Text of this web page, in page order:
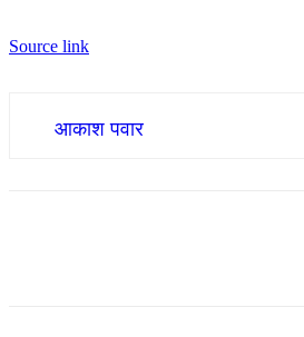
Source link
आकाश पवार